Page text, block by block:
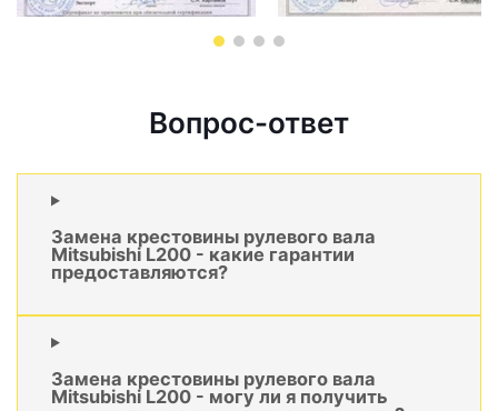
Вопрос-ответ
Замена крестовины рулевого вала
Mitsubishi L200 - какие гарантии
предоставляются?
Замена крестовины рулевого вала
Mitsubishi L200 - могу ли я получить